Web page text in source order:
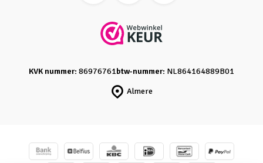
Almere
KVK nummer: 86976761btw-nummer: NL864164889B01